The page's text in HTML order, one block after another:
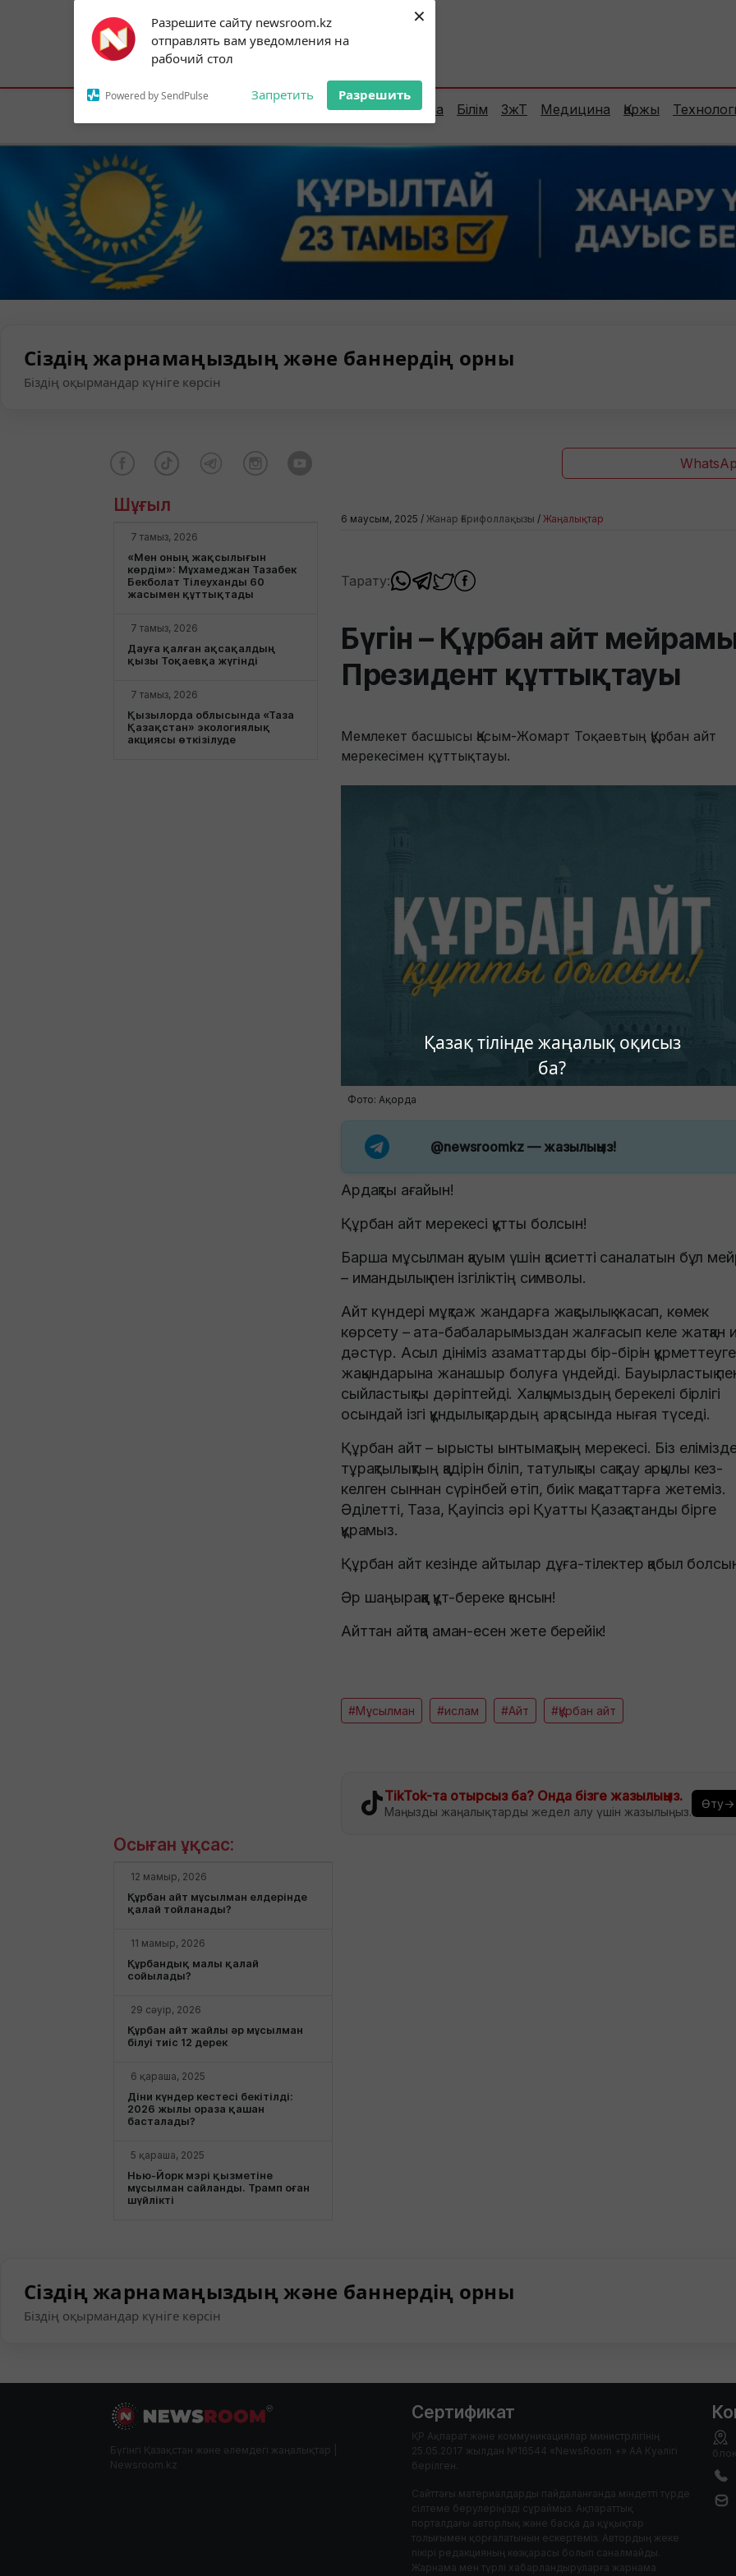
Разрешите сайту newsroom.kz
отправлять вам уведомления на
рабочий стол
Powered by SendPulse Запретить Разрешить
×
Қазақ тілінде жаңалық оқисыз
ба?
Subscribe to our
notifications!
To enable permission prompts, click on
the notification icon
Астана:16°C Алматы:24°C Шымкент:
Елорда Сараптама Білім ЗжТ Медицина Қаржы
Сіздің жарнамаңыздың және баннердің орны
Біздің оқырмандар күніге көрсін
Шұғыл
7 тамыз, 2026
«Мен оның жақсылығын
көрдім»: Мұхамеджан Тазабек
Бекболат Тілеуханды 60
жасымен құттықтады
7 тамыз, 2026
Дауға қалған ақсақалдың
қызы Тоқаевқа жүгінді
7 тамыз, 2026
Қызылорда облысында «Таза
Қазақстан» экологиялық
акциясы өткізілуде
6 маусым, 2025 / Жанар Ғарифоллақызы / Жаңалықтар
Тарату:
Бүгін – Құрбан айт
Президент құттықтауы
Мемлекет басшысы Қасым-Жомарт Тоқаевтың Құрбан айт
мерекесімен құттықтауы.
Фото: Ақорда
@newsroomkz— жазылыңыз!
Ардақты ағайын!
Құрбан айт мерекесі құтты болсын!
Барша мұсылман қауым үшін қасиетті саналатын бұл
– имандылық пен ізгіліктің символы.
Айт күндері мұқтаж жандарға жақсылық жасап, көмек
көрсету – ата-бабаларымыздан жалғасып келе жатқан
дәстүр. Асыл дініміз азаматтарды бір-бірін
жақындарына жанашыр болуға үндейді. Бауырластық
сыйластықты дәріптейді. Халқымыздың берекелі бірлігі
осындай ізгі құндылықтардың арқасында нығая түседі.
Құрбан айт – ырысты ынтымақтың мерекесі. Біз
тұрақтылықтың қадірін біліп, татулықты сақтау арқылы кез-
келген сыннан сүрінбей өтіп, биік мақсаттарға жетеміз.
Әділетті, Таза, Қауіпсіз әрі Қуатты Қазақстанды бірге
құрамыз.
Құрбан айт кезінде айтылар дұға-тілектер қабыл
Әр шаңыраққа құт-береке қонсын!
Айттан айтқа аман-есен жете берейік!
#Мұсылман #ислам #Айт #Құрбан айт
TikTok-та отырсыз ба? Онда бізге жазылыңыз.
Маңызды жаңалықтарды жедел алу үшін жазылыңыз.
Өту→
Осыған ұқсас:
12 мамыр, 2026
Құрбан айт мұсылман елдерінде
қалай тойланады?
11 мамыр, 2026
Құрбандық малы қалай
сойылады?
29 сәуір, 2026
Құрбан айт жайлы әр мұсылман
білуі тиіс 12 дерек
6 қараша, 2025
Діни күндер кестесі бекітілді:
2026 жылы ораза қашан
басталады?
5 қараша, 2025
Нью-Йорк мэрі қызметіне
мұсылман сайланды. Трамп оған
шүйлікті
Сіздің жарнамаңыздың және баннердің орны
Біздің оқырмандар күніге көрсін
Бүгінгі Қазақстан және әлемдегі жаңалықтар |
Newsroom.kz
Сертификат
ҚР Ақпарат және коммуникациялар министрлігінің
25.05.2017 жылдан №16544 «NewsRoom +» АА Куәлігі
берілген.
Сайттағы материалдарды пайдаланғанда міндетті түрде
сілтеме берулеріңізді сұраймыз. Ақпараттық
порталдағы авторлық және басқа да құқықтар
толығымен қорғалатынын ескертеміз. Автордың жеке
пікірі редакцияның көзқарасы болып саналмайды.
Жарнама мен түрлі хабарландыруларға жарнама